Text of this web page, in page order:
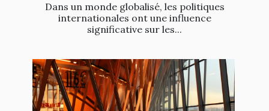
Dans un monde globalisé, les politiques
internationales ont une influence
significative sur les...